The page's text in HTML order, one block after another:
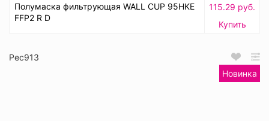
Полумаска фильтрующая WALL CUP 95HKE
FFP2 R D
115.29 руб.
Купить
Рес913
Новинка